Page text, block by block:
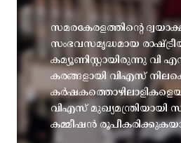
സമരകേരളത്തിൻ്റെ
സംഭവസമൃദ്ധമായ
കമ്യൂണിസ്റ്റായിരുന്നു വി
കരങ്ങളായി വിഎസ്
വിഎസ് മുഖ്യമന്ത്രിയായി
കമ്മീഷൻ